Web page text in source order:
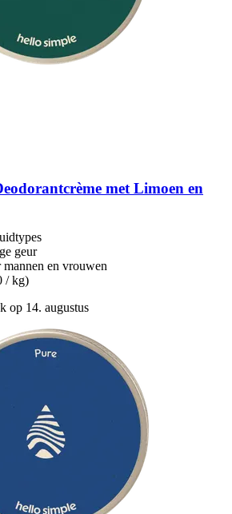
met Limoen en
geur
en vrouwen
/ kg)
op 14. augustus